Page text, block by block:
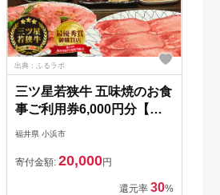
出典：ふるラボ
三ツ星若狭牛 五味焼のお食
事ご利用券6,000円分【お
食事券 テイクアウト 焼肉
和牛 厳選 A-5 等級 ランク
福井県 小浜市
寄付金額: 20,000円
還元率 30%